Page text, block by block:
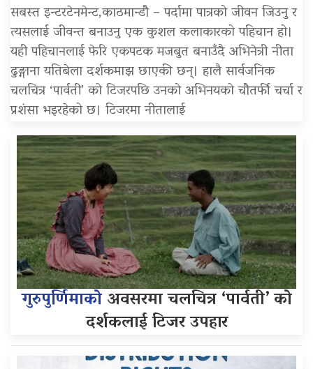
सबस्त इन्टरटेनमेन्ट,काठमान्डौ – पर्दामा पात्रको जीवन जिउनु र
त्यसलाई जीवन्त बनाउनु एक कुशल कलाकारको पहिचान हो।
यही पहिचानलाई फेरि एकपटक मजबुत बनाउँदै अभिनेत्री नीता
ढुङ्गाना यतिबेला दर्शकमाझ छाएकी छन्। हालै सार्वजनिक
चलचित्र ‘पार्वती’ को टिजरपछि उनको अभिनयको चौतर्फी चर्चा र
प्रशंसा भइरहेको छ। टिजरमा नीतालाई
गुरुपुर्णिमाकोअवसरमा चलचित्र ‘पार्वती’ को
दर्शकलाई टिजर उपहार